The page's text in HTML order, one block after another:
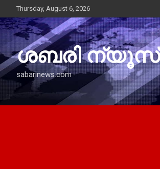
to
content
Thursday, August 6, 2026
ശബരി ന്യൂസ്
sabarinews.com